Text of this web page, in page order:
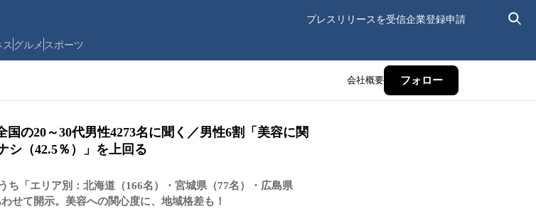
プレスリリースを受信企業登録申請
グルメ スポーツ
会社概要 フォロー
の20～30代男性4273名に聞く／男性6割「美容に関
シ（42.5％）」を上回る
ち「エリア別：北海道（166名）・宮城県（77名）・広島県
せて開示。美容への関心度に、地域格差も！